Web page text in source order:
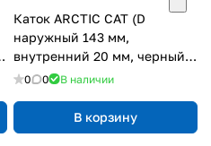
Каток ARCTIC CAT (D
наружный 143 мм,
внутренний 20 мм, черный)
подшипник 6004
0 0 В наличии
В корзину